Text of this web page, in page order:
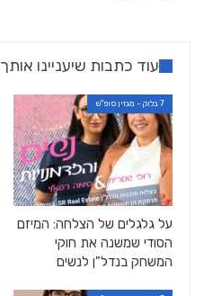
עוד כתבות שיעניינו אותך
7 בלוק - מגזין סופ"ש
על גלגלים של הצלחה: המיזם
הסודי שמשנה את חוקי
המשחק בנדל"ן לנשים